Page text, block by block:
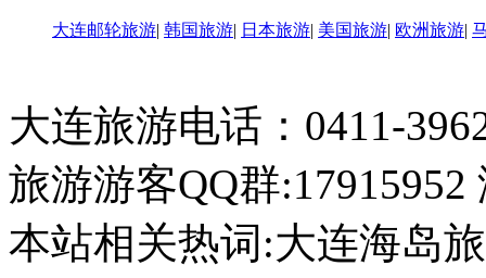
大连邮轮旅游| 韩国旅游| 日本旅游| 美国旅游| 欧洲旅游|
大连旅游电话：0411-
旅游游客QQ群
本站相关热词:大连海岛